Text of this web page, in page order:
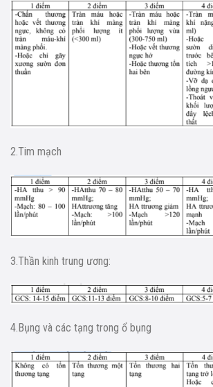
2.Tim mạch
3.Thần kinh trung ương:
4.Bụng và các tạng trong ổ bụng